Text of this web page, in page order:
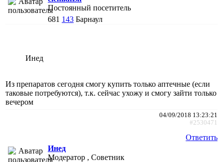
Постоянный посетитель
681 143 Барнаул
Инед
Из препаратов сегодня смогу купить только аптечные (если
таковые потребуются), т.к. сейчас ухожу и смогу зайти только
вечером
04/09/2018 13:23:21
#2530471
Ответить
Инед
Модератор , Советник